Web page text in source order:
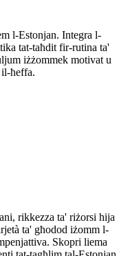
l-Estonjan. Integra l-
tat-taħdit fir-rutina ta'
iżżommek motivat u
ħeffa.
rikkezza ta' riżorsi hija
ta' għodod iżomm l-
Skopri liema